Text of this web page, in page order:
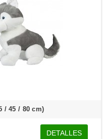
/ 45 / 80 cm)
DETALLES